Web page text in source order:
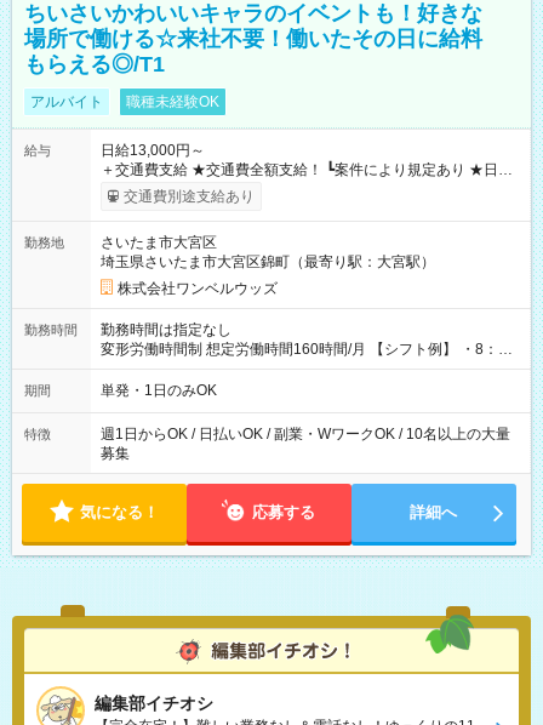
ちいさいかわいいキャラのイベントも！好きな
場所で働ける☆来社不要！働いたその日に給料
もらえる◎/T1
アルバイト 職種未経験OK
給与
日給13,000円～
＋交通費支給 ★交通費全額支給！ ┗案件により規定あり ★日払
いOK！（規定あり） ┗働いたその日に現金GET♪ お仕事後はコ
ンビニATMから 日払い分を引き落とせます！ 【試用期間】試
交通費別途支給あり
勤務地
さいたま市大宮区
埼玉県さいたま市大宮区錦町（最寄り駅：大宮駅）
株式会社ワンベルウッズ
勤務時間
勤務時間は指定なし
変形労働時間制 想定労働時間160時間/月 【シフト例】 ・8：00
～21：00
期間 単発・1日のみOK
特徴
週1日からOK / 日払いOK / 副業・WワークOK / 10名以上の大量
募集
気になる！ 応募する 詳細へ
編集部イチオシ